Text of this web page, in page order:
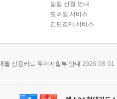
알림 신청 안내
모바일 서비스
간편결제 서비스
8월 신용카드 무이자할부 안내 2026-08-01